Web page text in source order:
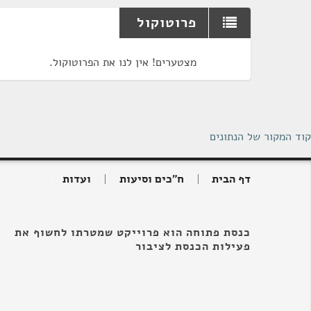
פרוטוקול
מצטערים! אין לנו את הפרוטוקול.
קוד המקור של הנתונים
דף הבית ח"כים וסיעות ועדות
כנסת פתוחה הוא פרוייקט שמטרתו לחשוף את
פעילות הכנסת לציבור